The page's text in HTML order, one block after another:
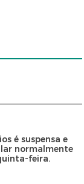
é suspensa e
normalmente
feira.